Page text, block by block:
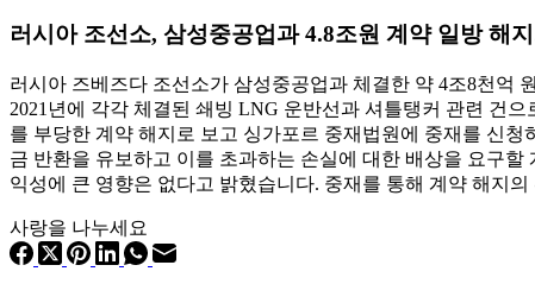
러시아 조선소, 삼성중공업과 4.8조원 계약 일방 해
러시아 즈베즈다 조선소가 삼성중공업과 체결한 약 4조8천억
2021년에 각각 체결된 쇄빙 LNG 운반선과 셔틀탱커 관련 건
를 부당한 계약 해지로 보고 싱가포르 중재법원에 중재를 신
금 반환을 유보하고 이를 초과하는 손실에 대한 배상을 요구
익성에 큰 영향은 없다고 밝혔습니다. 중재를 통해 계약 해지
사랑을 나누세요